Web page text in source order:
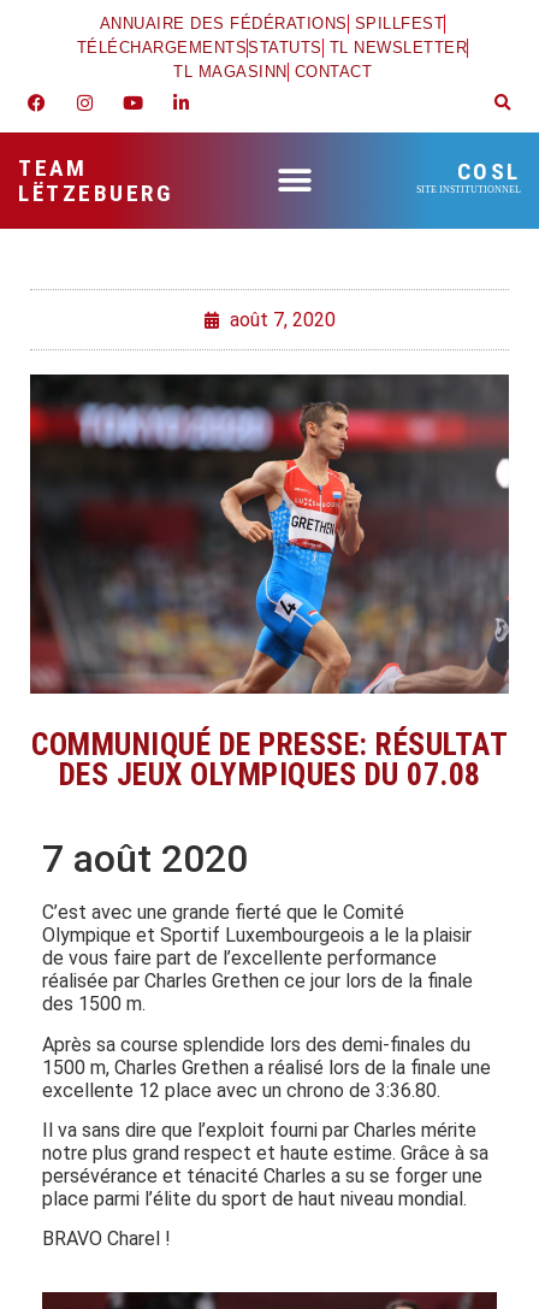
ANNUAIRE DES FÉDÉRATIONS SPILLFEST
TÉLÉCHARGEMENTSSTATUTS TL NEWSLETTER
TL MAGASINN CONTACT
TEAM
LËTZEBUERG
COSL
SITE INSTITUTIONNEL
août 7, 2020
COMMUNIQUÉ DE PRESSE: RÉSULTAT
DES JEUX OLYMPIQUES DU 07.08
7 août 2020
C’est avec une grande fierté que le Comité
Olympique et Sportif Luxembourgeois a le la plaisir
de vous faire part de l’excellente performance
réalisée par Charles Grethen ce jour lors de la finale
des 1500 m.
Après sa course splendide lors des demi-finales du
1500 m, Charles Grethen a réalisé lors de la finale une
excellente 12 place avec un chrono de 3:36.80.
Il va sans dire que l’exploit fourni par Charles mérite
notre plus grand respect et haute estime. Grâce à sa
persévérance et ténacité Charles a su se forger une
place parmi l’élite du sport de haut niveau mondial.
BRAVO Charel !